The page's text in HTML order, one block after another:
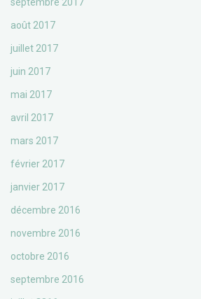
août 2017
juillet 2017
juin 2017
mai 2017
avril 2017
mars 2017
février 2017
janvier 2017
décembre 2016
novembre 2016
octobre 2016
septembre 2016